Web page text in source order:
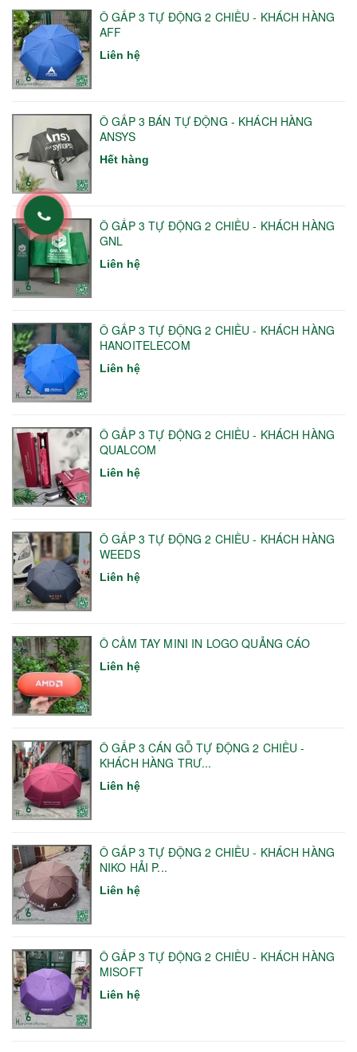
Ô GẤP 3 TỰ ĐỘNG 2 CHIỀU - KHÁCH HÀNG
AFF
Liên hệ
Ô GẤP 3 BÁN TỰ ĐỘNG - KHÁCH HÀNG
ANSYS
Hết hàng
Ô GẤP 3 TỰ ĐỘNG 2 CHIỀU - KHÁCH HÀNG
GNL
Liên hệ
Ô GẤP 3 TỰ ĐỘNG 2 CHIỀU - KHÁCH HÀNG
HANOITELECOM
Liên hệ
Ô GẤP 3 TỰ ĐỘNG 2 CHIỀU - KHÁCH HÀNG
QUALCOM
Liên hệ
Ô GẤP 3 TỰ ĐỘNG 2 CHIỀU - KHÁCH HÀNG
WEEDS
Liên hệ
Ô CẦM TAY MINI IN LOGO QUẢNG CÁO
Liên hệ
Ô GẤP 3 CÁN GỖ TỰ ĐỘNG 2 CHIỀU -
KHÁCH HÀNG TRƯ...
Liên hệ
Ô GẤP 3 TỰ ĐỘNG 2 CHIỀU - KHÁCH HÀNG
NIKO HẢI P...
Liên hệ
Ô GẤP 3 TỰ ĐỘNG 2 CHIỀU - KHÁCH HÀNG
MISOFT
Liên hệ